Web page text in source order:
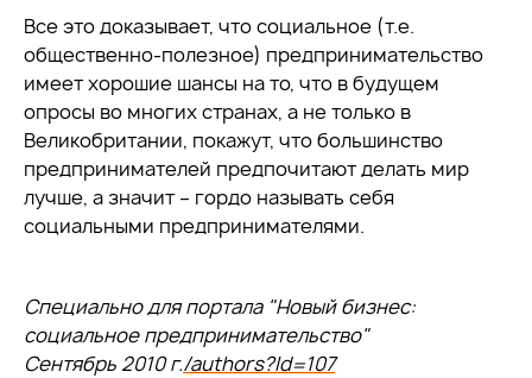
Все это доказывает, что социальное (т.е.
общественно-полезное) предпринимательство
имеет хорошие шансы на то, что в будущем
опросы во многих странах, а не только в
Великобритании, покажут, что большинство
предпринимателей предпочитают делать мир
лучше, а значит – гордо называть себя
социальными предпринимателями.
Специально для портала "Новый бизнес:
социальное предпринимательство"
Сентябрь 2010 г./authors?Id=107